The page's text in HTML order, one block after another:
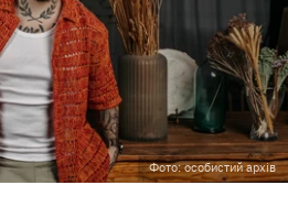
Фото: особистий архів